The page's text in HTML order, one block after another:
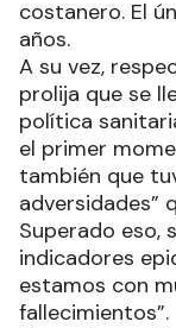
costanero. El
años.
A su vez,
prolija que se
política
el primer
también que
adversidades”
Superado eso,
indicadores
estamos con
fallecimientos”.